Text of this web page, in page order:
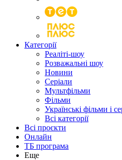
Категорії
Реаліті-шоу
Розважальні шоу
Новини
Серіали
Мультфільми
Фільми
Українські фільми і
Всі категорії
Всі проєкти
Онлайн
ТБ програма
Еще